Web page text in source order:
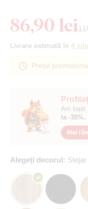
Am topit
la -30%.
Mai
Alegeți decorul:
86,90 lei
Livrare estimată în 4
Prețul